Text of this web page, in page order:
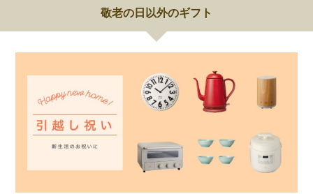
敬老の日以外のギフト